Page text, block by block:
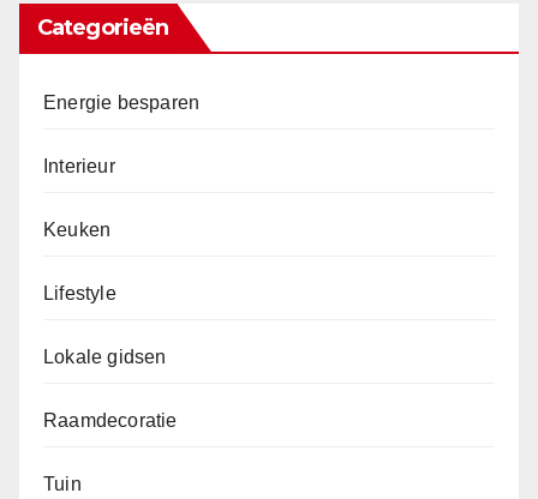
Categorieën
Energie besparen
Interieur
Keuken
Lifestyle
Lokale gidsen
Raamdecoratie
Tuin